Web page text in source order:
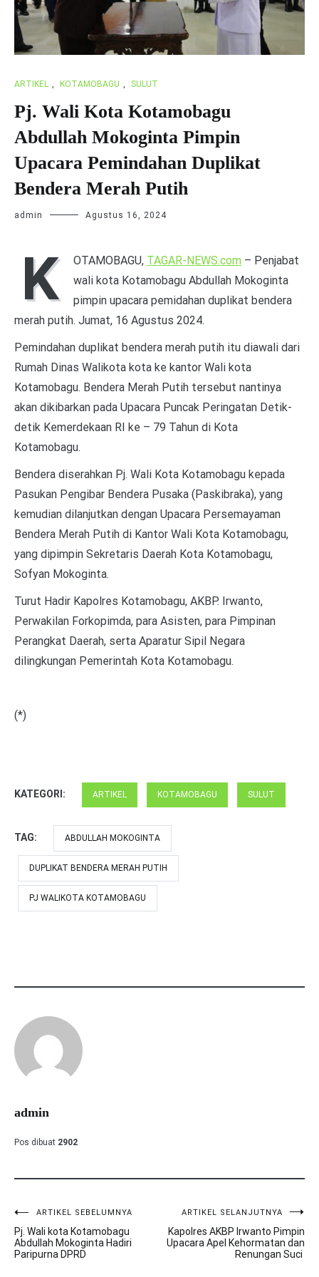
ARTIKEL , KOTAMOBAGU , SULUT
Pj. Wali Kota Kotamobagu
Abdullah Mokoginta Pimpin
Upacara Pemindahan Duplikat
Bendera Merah Putih
admin Agustus 16, 2024
K OTAMOBAGU, TAGAR-NEWS.com – Penjabat
wali kota Kotamobagu Abdullah Mokoginta
pimpin upacara pemidahan duplikat bendera
merah putih. Jumat, 16 Agustus 2024.
Pemindahan duplikat bendera merah putih itu diawali dari
Rumah Dinas Walikota kota ke kantor Wali kota
Kotamobagu. Bendera Merah Putih tersebut nantinya
akan dikibarkan pada Upacara Puncak Peringatan Detik-
detik Kemerdekaan RI ke – 79 Tahun di Kota
Kotamobagu.
Bendera diserahkan Pj. Wali Kota Kotamobagu kepada
Pasukan Pengibar Bendera Pusaka (Paskibraka), yang
kemudian dilanjutkan dengan Upacara Persemayaman
Bendera Merah Putih di Kantor Wali Kota Kotamobagu,
yang dipimpin Sekretaris Daerah Kota Kotamobagu,
Sofyan Mokoginta.
Turut Hadir Kapolres Kotamobagu, AKBP. Irwanto,
Perwakilan Forkopimda, para Asisten, para Pimpinan
Perangkat Daerah, serta Aparatur Sipil Negara
dilingkungan Pemerintah Kota Kotamobagu.
(*)
KATEGORI: ARTIKEL KOTAMOBAGU SULUT
TAG: ABDULLAH MOKOGINTA
DUPLIKAT BENDERA MERAH PUTIH
PJ WALIKOTA KOTAMOBAGU
admin
Pos dibuat 2902
Navigasi
pos
ARTIKEL SEBELUMNYA
Pj. Wali kota Kotamobagu
Abdullah Mokoginta Hadiri
Paripurna DPRD
ARTIKEL SELANJUTNYA
Kapolres AKBP Irwanto Pimpin
Upacara Apel Kehormatan dan
Renungan Suci